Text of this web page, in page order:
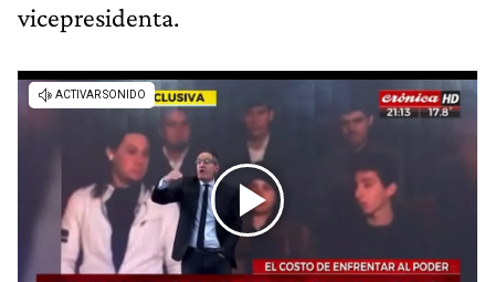
vicepresidenta.